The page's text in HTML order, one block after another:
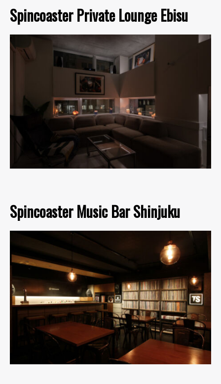
Spincoaster Private Lounge Ebisu
Spincoaster Music Bar Shinjuku